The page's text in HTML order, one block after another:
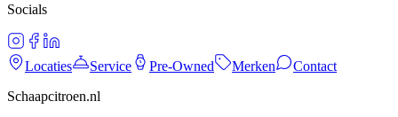
Socials
Locaties Service Pre-Owned Merken
Contact
Schaapcitroen.nl